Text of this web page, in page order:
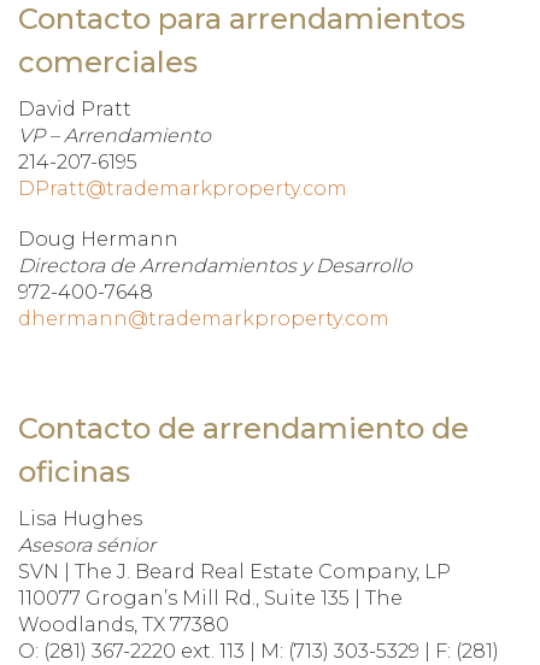
Contacto para arrendamientos
comerciales
David Pratt
VP – Arrendamiento
214-207-6195
DPratt@trademarkproperty.com
Doug Hermann
Directora de Arrendamientos y Desarrollo
972-400-7648
dhermann@trademarkproperty.com
Contacto de arrendamiento de
oficinas
Lisa Hughes
Asesora sénior
SVN | The J. Beard Real Estate Company, LP
110077 Grogan’s Mill Rd., Suite 135 | The
Woodlands, TX 77380
O: (281) 367-2220 ext. 113 | M: (713) 303-5329 | F: (281)